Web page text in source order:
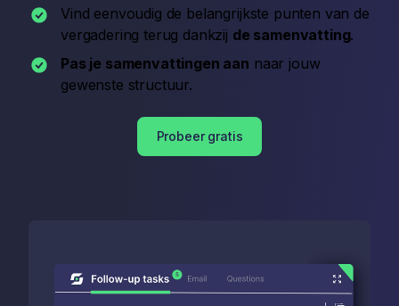
Vind eenvoudig de belangrijkste punten van de
vergadering terug dankzij de samenvatting.
Pas je samenvattingen aan naar jouw
gewenste structuur.
Probeer gratis